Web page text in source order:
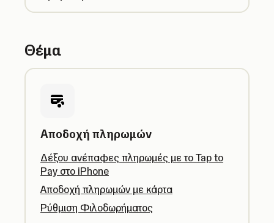
Θέμα
Αποδοχή πληρωμών
Δέξου ανέπαφες πληρωμές με το Tap to
Pay στο iPhone
Αποδοχή πληρωμών με κάρτα
Ρύθμιση Φιλοδωρήματος